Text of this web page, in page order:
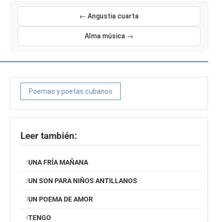
← Angustia cuarta
Alma música →
Poemas y poetas cubanos
Leer también:
UNA FRÍA MAÑANA
UN SON PARA NIÑOS ANTILLANOS
UN POEMA DE AMOR
TENGO